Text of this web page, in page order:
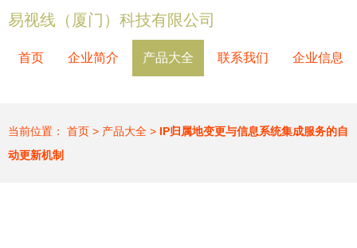
易视线（厦门）科技有限公司
首页 企业简介 产品大全 联系我们 企业信息
当前位置： 首页 > 产品大全 > IP归属地变更与信息系统集成服务的自
动更新机制